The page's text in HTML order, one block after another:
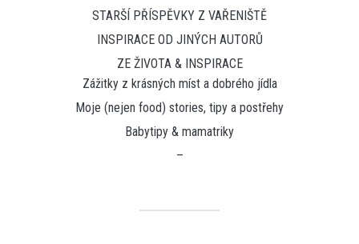
STARŠÍ PŘÍSPĚVKY Z VAŘENIŠTĚ
INSPIRACE OD JINÝCH AUTORŮ
ZE ŽIVOTA & INSPIRACE
Zážitky z krásných míst a dobrého jídla
Moje (nejen food) stories, tipy a postřehy
Babytipy & mamatriky
–